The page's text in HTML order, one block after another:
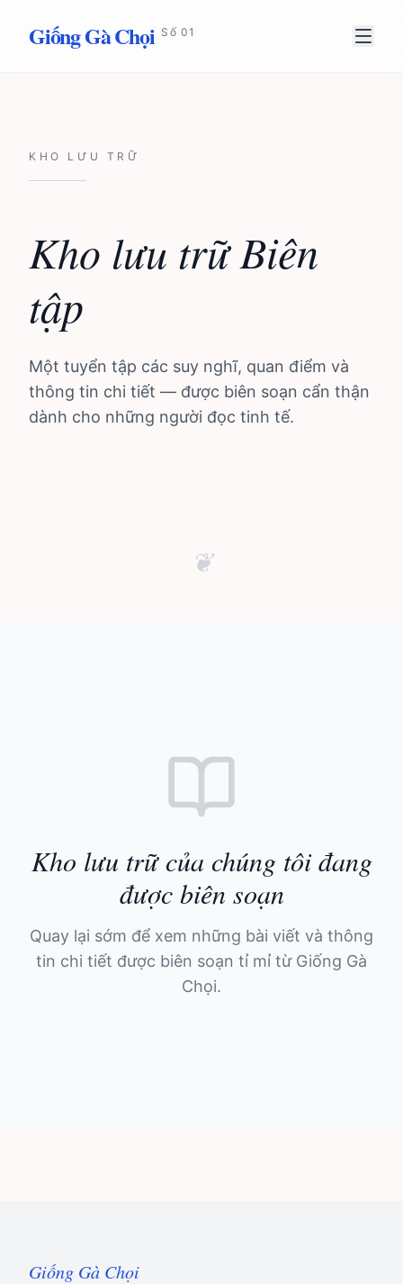
Giống Gà Chọi Số 01
KHO LƯU TRỮ
Kho lưu trữ Biên
tập
Một tuyển tập các suy nghĩ, quan điểm và
thông tin chi tiết — được biên soạn cẩn thận
dành cho những người đọc tinh tế.
❦
Kho lưu trữ của chúng tôi đang
được biên soạn
Quay lại sớm để xem những bài viết và thông
tin chi tiết được biên soạn tỉ mỉ từ Giống Gà
Chọi.
Giống Gà Chọi